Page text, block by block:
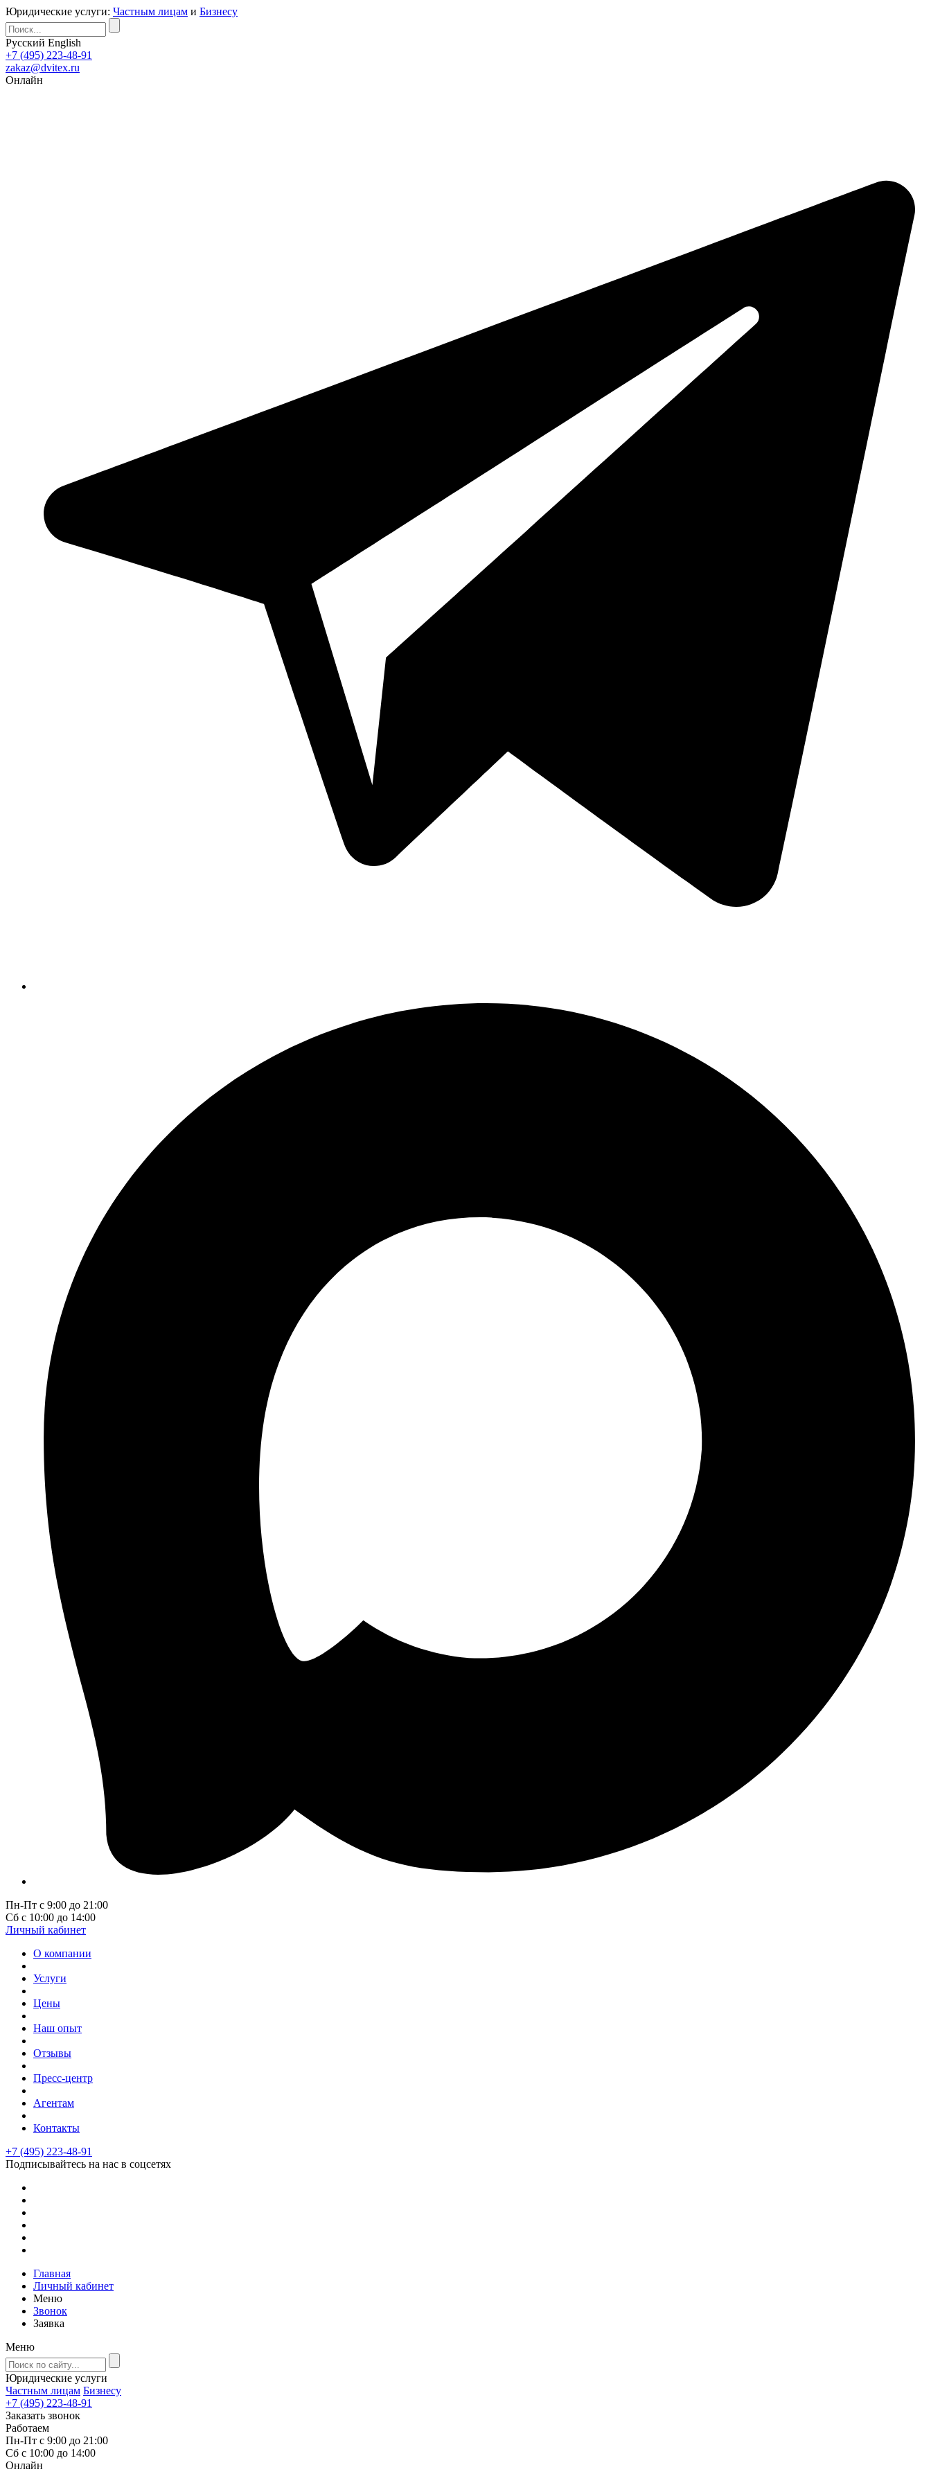
Юридические услуги: Частным лицам и Бизнесу
Русский English
+7 (495) 223-48-91
zakaz@dvitex.ru
Онлайн
Пн-Пт с 9:00 до 21:00
Сб с 10:00 до 14:00
Личный кабинет
О компании
Услуги
Цены
Наш опыт
Отзывы
Пресс-центр
Агентам
Контакты
+7 (495) 223-48-91
Подписывайтесь на нас в соцсетях
Главная
Личный кабинет
Меню
Звонок
Заявка
Меню
Юридические услуги
Частным лицам Бизнесу
+7 (495) 223-48-91
Заказать звонок
Работаем
Пн-Пт с 9:00 до 21:00
Сб с 10:00 до 14:00
Онлайн